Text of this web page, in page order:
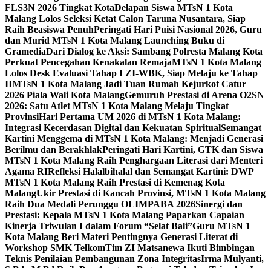
FLS3N 2026 Tingkat KotaDelapan Siswa MTsN 1 Kota
Malang Lolos Seleksi Ketat Calon Taruna Nusantara, Siap
Raih Beasiswa PenuhPeringati Hari Puisi Nasional 2026, Guru
dan Murid MTsN 1 Kota Malang Launching Buku di
GramediaDari Dialog ke Aksi: Sambang Polresta Malang Kota
Perkuat Pencegahan Kenakalan RemajaMTsN 1 Kota Malang
Lolos Desk Evaluasi Tahap I ZI-WBK, Siap Melaju ke Tahap
IIMTsN 1 Kota Malang Jadi Tuan Rumah Kejurkot Catur
2026 Piala Wali Kota MalangGemuruh Prestasi di Arena O2SN
2026: Satu Atlet MTsN 1 Kota Malang Melaju Tingkat
ProvinsiHari Pertama UM 2026 di MTsN 1 Kota Malang:
Integrasi Kecerdasan Digital dan Kekuatan SpiritualSemangat
Kartini Menggema di MTsN 1 Kota Malang: Menjadi Generasi
Berilmu dan BerakhlakPeringati Hari Kartini, GTK dan Siswa
MTsN 1 Kota Malang Raih Penghargaan Literasi dari Menteri
Agama RIRefleksi Halalbihalal dan Semangat Kartini: DWP
MTsN 1 Kota Malang Raih Prestasi di Kemenag Kota
MalangUkir Prestasi di Kancah Provinsi, MTsN 1 Kota Malang
Raih Dua Medali Perunggu OLIMPABA 2026Sinergi dan
Prestasi: Kepala MTsN 1 Kota Malang Paparkan Capaian
Kinerja Triwulan I dalam Forum “Selat Bali”Guru MTsN 1
Kota Malang Beri Materi Pentingnya Generasi Literat di
Workshop SMK TelkomTim ZI Matsanewa Ikuti Bimbingan
Teknis Penilaian Pembangunan Zona IntegritasIrma Mulyanti,